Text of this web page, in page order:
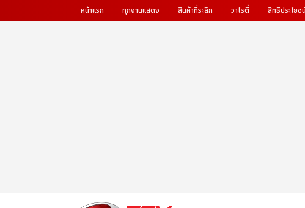
หน้าแรก ทุกงานแสดง สินค้าที่ระลึก วาไรตี้ สิทธิประโยช